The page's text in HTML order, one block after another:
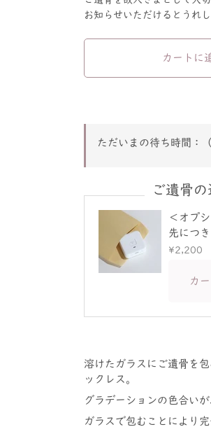
お知らせいただけるとうれし
カートに
ただいまの待ち時間：
ご遺骨
＜オプ
先につ
¥2,200
カ
溶けたガラスにご遺骨を
ックレス。
グラデーションの色合い
ガラスで包むことにより